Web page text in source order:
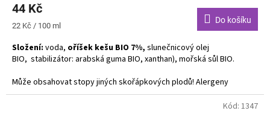
44 Kč
Měrná
22 Kč / 100 ml
Do košíku
Složení: voda, oříšek kešu BIO 7%, slunečnicový olej
BIO, stabilizátor: arabská guma BIO, xanthan), mořská sůl BIO.
Může obsahovat stopy jiných skořápkových plodů! Alergeny
zvýrazněny tučně. Vhodná na vaření.
Kód: 1347